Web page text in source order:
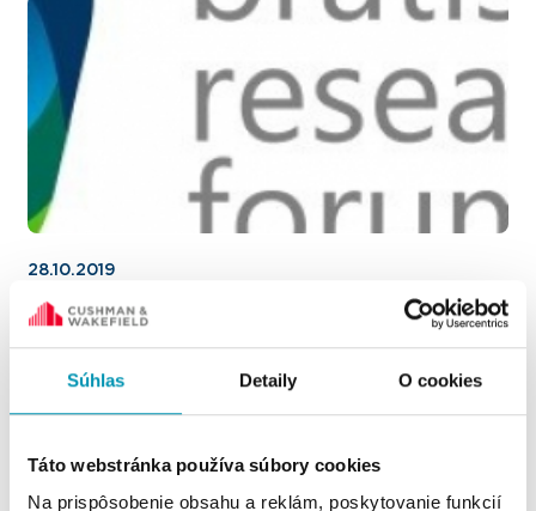
Súhlas Detaily O cookies
Táto webstránka používa súbory cookies
Na prispôsobenie obsahu a reklám, poskytovanie funkcií
28.10.2019
Bratislava Research Forum zverejňuje svoje
výsledky trhu kancelárskych priestorov za 3.